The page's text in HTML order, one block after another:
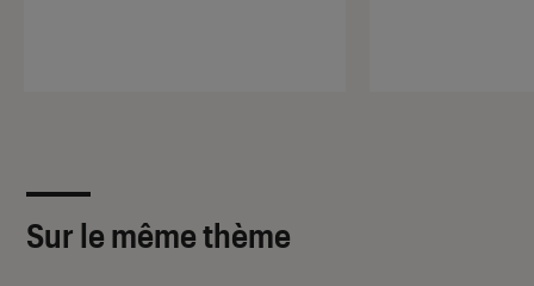
Sur le même thème